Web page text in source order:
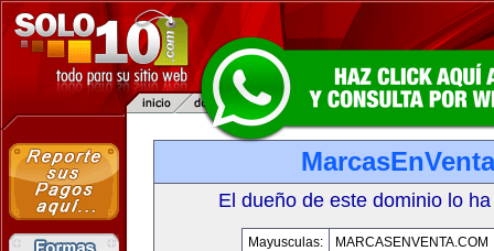
El dueño de este dominio lo
Mayusculas:
MARCASENVENTA.COM